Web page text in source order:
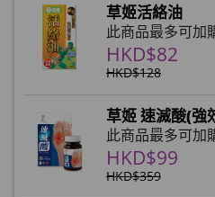
草姬活絡油
此商品最多可加
HKD$82
HKD$128
草姬 速滅酸(強
此商品最多可加
HKD$99
HKD$359